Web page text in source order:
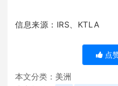
信息来源：IRS、KTLA
点
本文分类： 美洲